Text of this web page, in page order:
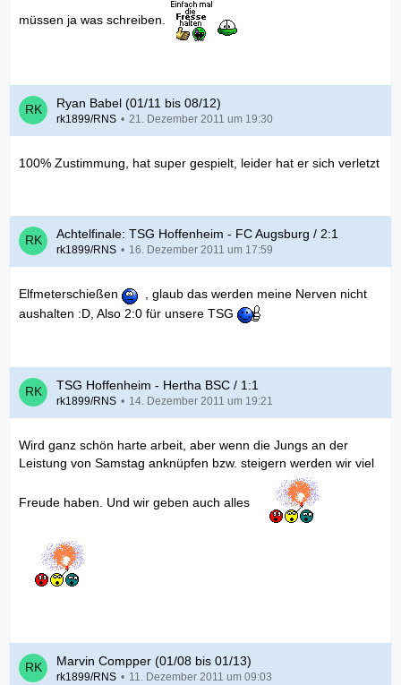
müssen ja was schreiben.
Ryan Babel (01/11 bis 08/12)
rk1899/RNS 21. Dezember 2011 um 19:30
100% Zustimmung, hat super gespielt, leider hat er sich verletzt
Achtelfinale: TSG Hoffenheim - FC Augsburg / 2:1
rk1899/RNS 16. Dezember 2011 um 17:59
Elfmeterschießen
, glaub das werden meine Nerven nicht
aushalten :D, Also 2:0 für unsere TSG
TSG Hoffenheim - Hertha BSC / 1:1
rk1899/RNS 14. Dezember 2011 um 19:21
Wird ganz schön harte arbeit, aber wenn die Jungs an der
Leistung von Samstag anknüpfen bzw. steigern werden wir viel
Freude haben. Und wir geben auch alles
Marvin Compper (01/08 bis 01/13)
rk1899/RNS 11. Dezember 2011 um 09:03